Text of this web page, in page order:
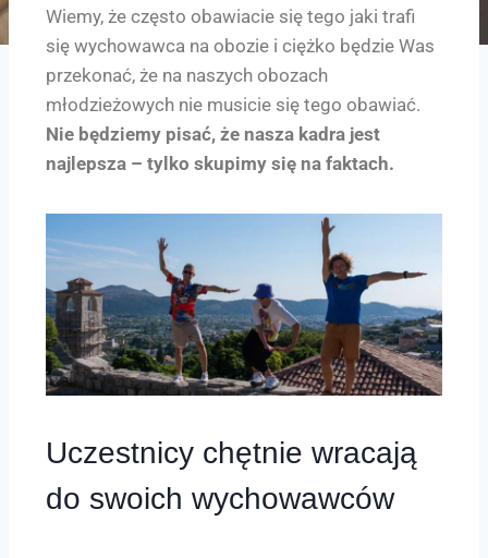
Wiemy, że często obawiacie się tego jaki trafi
się wychowawca na obozie i ciężko będzie Was
przekonać, że na naszych obozach
młodzieżowych nie musicie się tego obawiać.
Nie będziemy pisać, że nasza kadra jest
najlepsza – tylko skupimy się na faktach.
Uczestnicy chętnie wracają
do swoich wychowawców